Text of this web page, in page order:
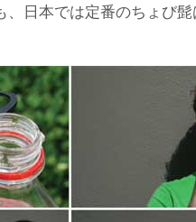
、日本では定番のちょび